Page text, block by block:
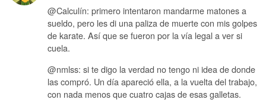
@Calculín: primero intentaron mandarme matones a
sueldo, pero les di una paliza de muerte con mis golpes
de karate. Así que se fueron por la vía legal a ver si
cuela.
@nmlss: si te digo la verdad no tengo ni idea de donde
las compró. Un día apareció ella, a la vuelta del trabajo,
con nada menos que cuatro cajas de esas galletas.